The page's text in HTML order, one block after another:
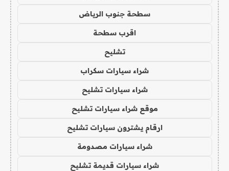
سطحة جنوب الرياض
اقرب سطحة
تشليح
شراء سيارات سكراب
شراء سيارات تشليح
موقع شراء سيارات تشليح
ارقام يشترون سيارات تشليح
شراء سيارات مصدومة
شراء سيارات قديمة تشليح